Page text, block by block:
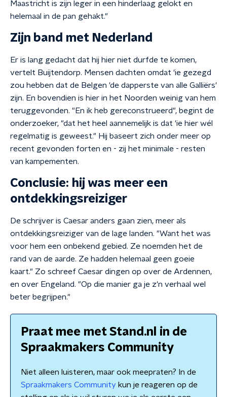
Maastricht is zijn leger in een hinderlaag gelokt en
helemaal in de pan gehakt."
Zijn band met Nederland
Er is lang gedacht dat hij hier niet durfde te komen,
vertelt Buijtendorp. Mensen dachten omdat 'ie gezegd
zou hebben dat de Belgen 'de dapperste van alle Galliërs'
zijn. En bovendien is hier in het Noorden weinig van hem
teruggevonden. "En ik heb gereconstrueerd", begint de
onderzoeker, "dat het heel aannemelijk is dat 'ie hier wél
regelmatig is geweest." Hij baseert zich onder meer op
recent gevonden forten en - zij het minimale - resten
van kampementen.
Conclusie: hij was meer een
ontdekkingsreiziger
De schrijver is Caesar anders gaan zien, meer als
ontdekkingsreiziger van de lage landen. "Want het was
voor hem een onbekend gebied. Ze noemden het de
rand van de aarde. Ze hadden helemaal geen goeie
kaart." Zo schreef Caesar dingen op over de Ardennen,
en over Engeland. "Op die manier ga je z'n verhaal wel
beter begrijpen."
Praat mee met Stand.nl in de
Spraakmakers Community
Niet alleen luisteren, maar ook meepraten? In de
Spraakmakers Community kun je reageren op de